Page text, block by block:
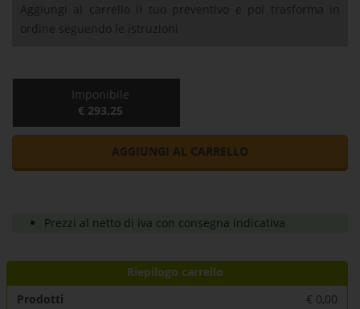
Aggiungi al carrello il tuo preventivo e poi trasforma in
ordine seguendo le istruzioni
Imponibile
€ 293,25
AGGIUNGI AL CARRELLO
Prezzi al netto di iva con consegna indicativa
Riepilogo carrello
Prodotti
€ 0,00